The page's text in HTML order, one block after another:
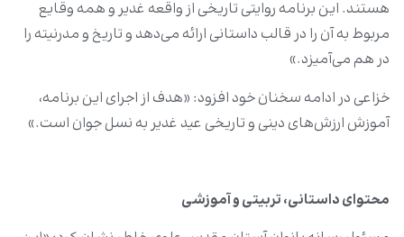
هستند. این برنامه روایتی تاریخی از واقعه غدیر و همه وقایع
مربوط به آن را در قالب داستانی ارائه می‌دهد و تاریخ و مدرنیته را
در هم می‌آمیزد.»
خزاعی در ادامه سخنان خود افزود: «هدف از اجرای این برنامه،
آموزش ارزش‌های دینی و تاریخی عید غدیر به نسل‌ جوان است.»
محتوای داستانی، تربیتی و آموزشی